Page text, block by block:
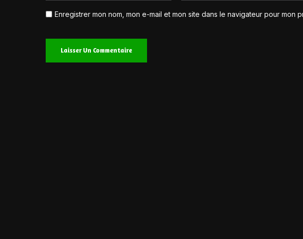
Enregistrer mon nom, mon e-mail et mon site dans le navigateur pour mon